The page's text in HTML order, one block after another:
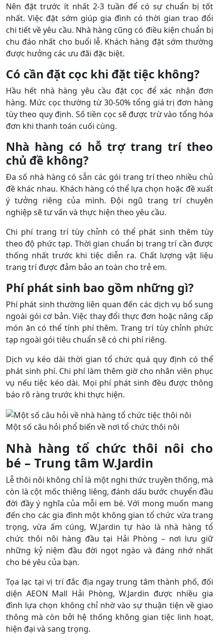
Nên đặt trước ít nhất 2-3 tuần để có sự chuẩn bị tốt
nhất. Việc đặt sớm giúp gia đình có thời gian trao đổi
chi tiết về yêu cầu. Nhà hàng cũng có điều kiện chuẩn bị
chu đáo nhất cho buổi lễ. Khách hàng đặt sớm thường
được hưởng các ưu đãi đặc biệt.
Có cần đặt cọc khi đặt tiệc không?
Hầu hết nhà hàng yêu cầu đặt cọc để xác nhận đơn
hàng. Mức cọc thường từ 30-50% tổng giá trị đơn hàng
tùy theo quy định. Số tiền cọc sẽ được trừ vào tổng hóa
đơn khi thanh toán cuối cùng.
Nhà hàng có hỗ trợ trang trí theo
chủ đề không?
Đa số nhà hàng có sẵn các gói trang trí theo nhiều chủ
đề khác nhau. Khách hàng có thể lựa chọn hoặc đề xuất
ý tưởng riêng của mình. Đội ngũ trang trí chuyên
nghiệp sẽ tư vấn và thực hiện theo yêu cầu.
Chi phí trang trí tùy chỉnh có thể phát sinh thêm tùy
theo độ phức tạp. Thời gian chuẩn bị trang trí cần được
thống nhất trước khi tiệc diễn ra. Chất lượng vật liệu
trang trí được đảm bảo an toàn cho trẻ em.
Phí phát sinh bao gồm những gì?
Phí phát sinh thường liên quan đến các dịch vụ bổ sung
ngoài gói cơ bản. Việc thay đổi thực đơn hoặc nâng cấp
món ăn có thể tính phí thêm. Trang trí tùy chỉnh phức
tạp ngoài gói tiêu chuẩn sẽ có chi phí riêng.
Dịch vụ kéo dài thời gian tổ chức quá quy định có thể
phát sinh phí. Chi phí làm thêm giờ cho nhân viên phục
vụ nếu tiệc kéo dài. Mọi phí phát sinh đều được thông
báo rõ ràng trước khi thực hiện.
Một số câu hỏi phổ biến về nơi tổ chức thôi nôi
Nhà hàng tổ chức thôi nôi cho
bé – Trung tâm W.Jardin
Lễ thôi nôi không chỉ là một nghi thức truyền thống, mà
còn là cột mốc thiêng liêng, đánh dấu bước chuyển đầu
đời đầy ý nghĩa của mỗi em bé. Với mong muốn mang
đến cho các gia đình một không gian tổ chức vừa trang
trọng, vừa ấm cúng, W.Jardin tự hào là nhà hàng tổ
chức thôi nôi hàng đầu tại Hải Phòng – nơi lưu giữ
những kỷ niệm đầu đời ngọt ngào và đáng nhớ nhất
cho bé yêu của bạn.
Tọa lạc tại vị trí đắc địa ngay trung tâm thành phố, đối
diện AEON Mall Hải Phòng, W.Jardin được nhiều gia
đình lựa chọn không chỉ nhờ vào sự thuận tiện về giao
thông mà còn bởi hệ thống không gian tiệc linh hoạt,
hiện đại và sang trọng.